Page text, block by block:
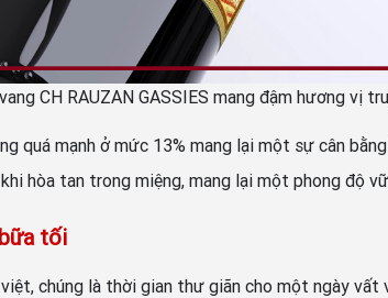
CH RAUZAN GASSIES mang đậm hương vị
quá mạnh ở mức 13% mang lại một sự cân
hòa tan trong miệng, mang lại một phong độ
tối
chúng là thời gian thư giãn cho một ngày vất